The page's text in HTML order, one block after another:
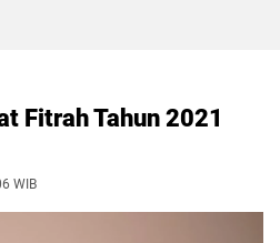
Fitrah Tahun 2021
WIB